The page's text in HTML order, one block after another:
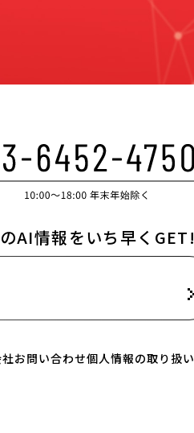
AI情報をいち早くGET!
お問い合わせ個人情報の取り扱い